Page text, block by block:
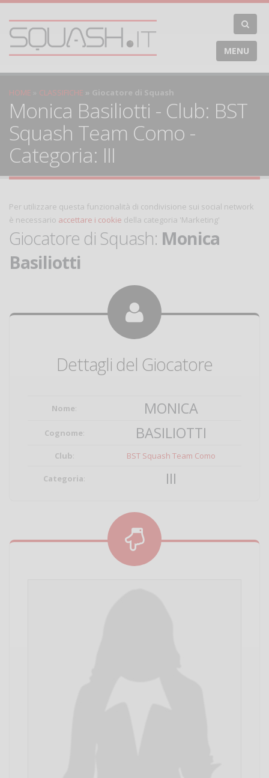
MENU
HOME CLASSIFICHE Giocatore di Squash
Monica Basiliotti - Club: BST
Squash Team Como -
Categoria: III
Per utilizzare questa funzionalità di condivisione sui social network
è necessario accettare i cookie della categoria 'Marketing'
Giocatore di Squash: Monica
Basiliotti
Dettagli del Giocatore
Nome: MONICA
Cognome: BASILIOTTI
Club: BST Squash Team Como
Categoria: III